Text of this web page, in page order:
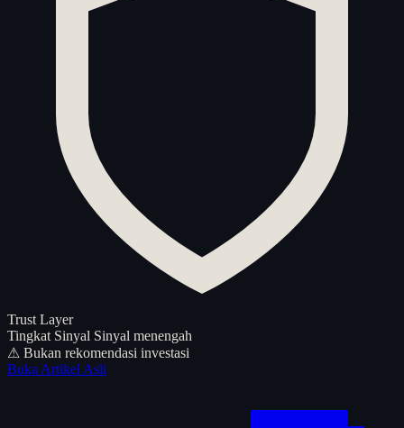
Trust Layer
Tingkat Sinyal Sinyal menengah
⚠ Bukan rekomendasi investasi
Buka Artikel Asli